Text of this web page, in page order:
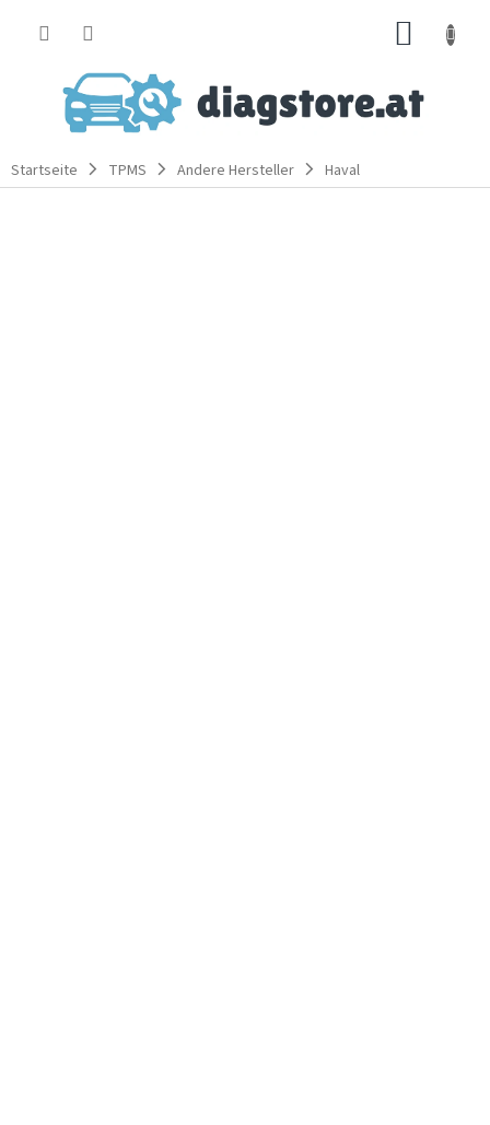
Startseite TPMS Andere Hersteller Haval